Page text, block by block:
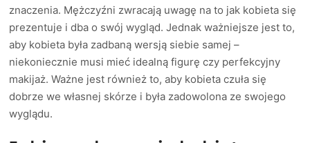
znaczenia. Mężczyźni zwracają uwagę na to jak kobieta się
prezentuje i dba o swój wygląd. Jednak ważniejsze jest to,
aby kobieta była zadbaną wersją siebie samej –
niekoniecznie musi mieć idealną figurę czy perfekcyjny
makijaż. Ważne jest również to, aby kobieta czuła się
dobrze we własnej skórze i była zadowolona ze swojego
wyglądu.